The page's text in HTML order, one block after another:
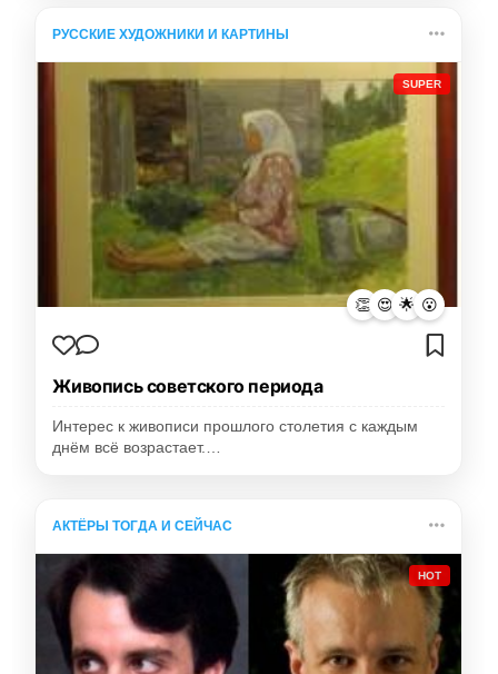
РУССКИЕ ХУДОЖНИКИ И КАРТИНЫ
SUPER
👏 😍 🌟 😮
Живопись советского периода
Интерес к живописи прошлого столетия с каждым
днём всё возрастает.…
АКТЁРЫ ТОГДА И СЕЙЧАС
HOT